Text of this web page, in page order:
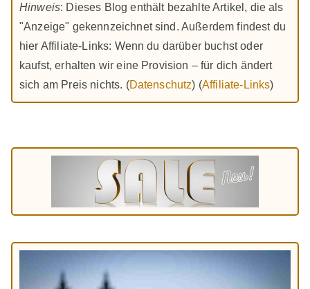
Hinweis: Dieses Blog enthält bezahlte Artikel, die als
"Anzeige" gekennzeichnet sind. Außerdem findest du
hier Affiliate-Links: Wenn du darüber buchst oder
kaufst, erhalten wir eine Provision – für dich ändert
sich am Preis nichts. (Datenschutz) (Affiliate-Links)